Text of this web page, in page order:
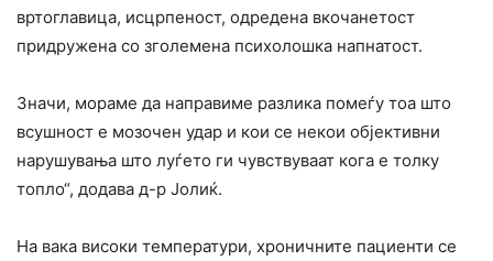
вртоглавица, исцрпеност, одредена вкочанетост
придружена со зголемена психолошка напнатост.
Значи, мораме да направиме разлика помеѓу тоа што
всушност е мозочен удар и кои се некои објективни
нарушувања што луѓето ги чувствуваат кога е толку
топло“, додава д-р Јолиќ.
На вака високи температури, хроничните пациенти се